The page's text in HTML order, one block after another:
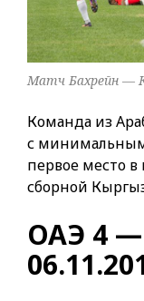
Матч Бахрейн —
Команда из
с минимальным
первое место
сборной
ОАЭ 4 —